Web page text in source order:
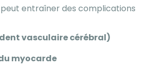
entraîner des complications
vasculaire cérébral)
myocarde